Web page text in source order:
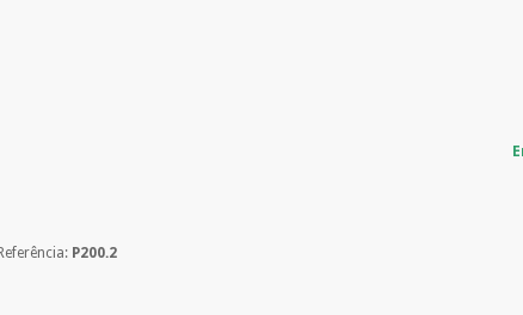
Referência: P200.2